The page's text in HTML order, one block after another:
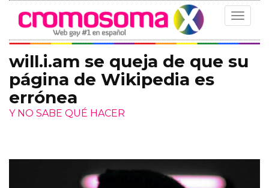
Toggle
will.i.am se queja de que su
página de Wikipedia es
errónea
Y NO SABE QUÉ HACER